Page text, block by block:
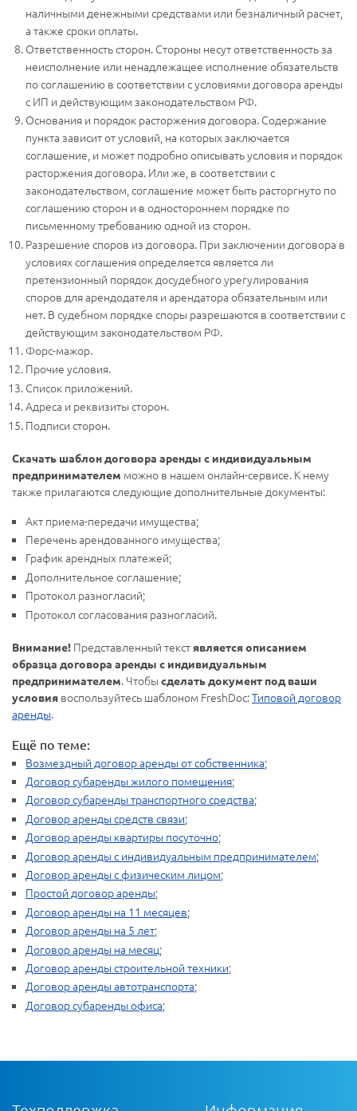
наличными денежными средствами или безналичный расчет,
а также сроки оплаты.
Ответственность сторон. Стороны несут ответственность за
неисполнение или ненадлежащее исполнение обязательств
по соглашению в соответствии с условиями договора аренды
с ИП и действующим законодательством РФ.
Основания и порядок расторжения договора. Содержание
пункта зависит от условий, на которых заключается
соглашение, и может подробно описывать условия и порядок
расторжения договора. Или же, в соответствии с
законодательством, соглашение может быть расторгнуто по
соглашению сторон и в одностороннем порядке по
письменному требованию одной из сторон.
Разрешение споров из договора. При заключении договора в
условиях соглашения определяется является ли
претензионный порядок досудебного урегулирования
споров для арендодателя и арендатора обязательным или
нет. В судебном порядке споры разрешаются в соответствии с
действующим законодательством РФ.
Форс-мажор.
Прочие условия.
Список приложений.
Адреса и реквизиты сторон.
Подписи сторон.
Скачать шаблон договора аренды с индивидуальным
предпринимателем можно в нашем онлайн-сервисе. К нему
также прилагаются следующие дополнительные документы:
Акт приема-передачи имущества;
Перечень арендованного имущества;
График арендных платежей;
Дополнительное соглашение;
Протокол разногласий;
Протокол согласования разногласий.
Внимание! Представленный текстявляется описанием
образца договора аренды с индивидуальным
предпринимателем. Чтобы сделать документ под ваши
условия воспользуйтесь шаблоном FreshDoc:Типовой договор
аренды.
Ещё по теме:
Возмездный договор аренды от собственника;
Договор субаренды жилого помещения;
Договор субаренды транспортного средства;
Договор аренды средств связи;
Договор аренды квартиры посуточно;
Договор аренды с индивидуальным предпринимателем;
Договор аренды с физическим лицом;
Простой договор аренды;
Договор аренды на 11 месяцев;
Договор аренды на 5 лет;
Договор аренды на месяц;
Договор аренды строительной техники;
Договор аренды автотранспорта;
Договор субаренды офиса;